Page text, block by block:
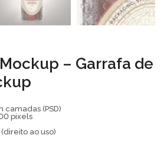
– Garrafa de
camadas (PSD)
pixels
ao uso)